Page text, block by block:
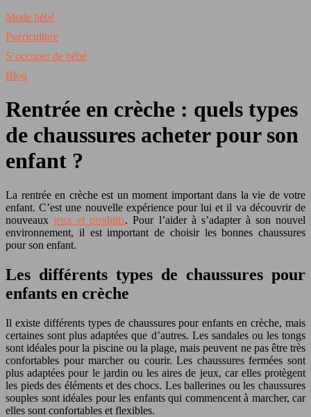
Mode bébé
Puériculture
S’occuper de bébé
Blog
Rentrée en crèche : quels types
de chaussures acheter pour son
enfant ?
La rentrée en crèche est un moment important dans la vie de votre
enfant. C’est une nouvelle expérience pour lui et il va découvrir de
nouveaux jeux et produits. Pour l’aider à s’adapter à son nouvel
environnement, il est important de choisir les bonnes chaussures
pour son enfant.
Les différents types de chaussures pour
enfants en crèche
Il existe différents types de chaussures pour enfants en crèche, mais
certaines sont plus adaptées que d’autres. Les sandales ou les tongs
sont idéales pour la piscine ou la plage, mais peuvent ne pas être très
confortables pour marcher ou courir. Les chaussures fermées sont
plus adaptées pour le jardin ou les aires de jeux, car elles protègent
les pieds des éléments et des chocs. Les ballerines ou les chaussures
souples sont idéales pour les enfants qui commencent à marcher, car
elles sont confortables et flexibles.